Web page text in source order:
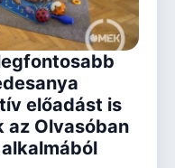
előadást is
az Olvasóban